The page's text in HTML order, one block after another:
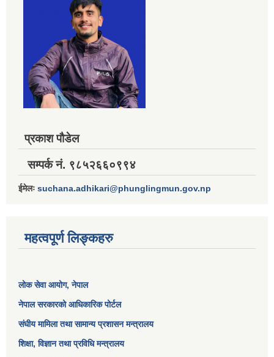
प्रकाश पौडेल
सम्पर्क नं. ९८५२६६०९९४
ईमेलः suchana.adhikari@phunglingmun.gov.np
महत्वपूर्ण लिङ्कहरु
लोक सेवा आयोग, नेपाल
नेपाल सरकारको आधिकारिक पोर्टल
संघीय मामिला तथा सामान्य प्रशासन मन्त्रालय
शिक्षा, विज्ञान तथा प्रविधि मन्त्रालय